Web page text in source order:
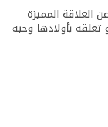
العلاقة المميزة
بأولادها وحبه